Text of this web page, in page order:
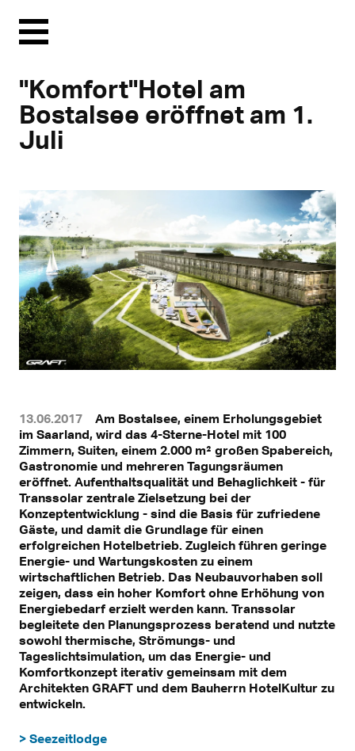
Menu
"Komfort"Hotel am
Bostalsee eröffnet am 1.
Juli
13.06.2017
Am Bostalsee, einem Erholungsgebiet
im Saarland, wird das 4-Sterne-Hotel mit 100
Zimmern, Suiten, einem 2.000 m² großen Spabereich,
Gastronomie und mehreren Tagungsräumen
eröffnet. Aufenthaltsqualität und Behaglichkeit - für
Transsolar zentrale Zielsetzung bei der
Konzeptentwicklung - sind die Basis für zufriedene
Gäste, und damit die Grundlage für einen
erfolgreichen Hotelbetrieb. Zugleich führen geringe
Energie- und Wartungskosten zu einem
wirtschaftlichen Betrieb. Das Neubauvorhaben soll
zeigen, dass ein hoher Komfort ohne Erhöhung von
Energiebedarf erzielt werden kann. Transsolar
begleitete den Planungsprozess beratend und nutzte
sowohl thermische, Strömungs- und
Tageslichtsimulation, um das Energie- und
Komfortkonzept iterativ gemeinsam mit dem
Architekten GRAFT und dem Bauherrn HotelKultur zu
entwickeln.
> Seezeitlodge